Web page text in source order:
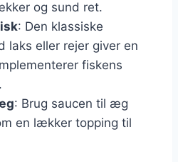
og sund ret.
: Den klassiske
laks eller rejer giver en
fiskens
: Brug saucen til æg
en lækker topping til